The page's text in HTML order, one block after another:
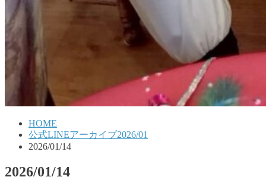
HOME
公式LINEアーカイブ2026/01
2026/01/14
2026/01/14